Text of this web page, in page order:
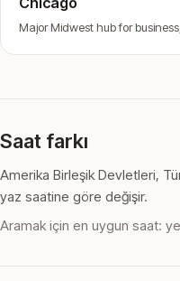
Major Midwest hub for
Saat farkı
Amerika Birleşik Devletleri,
yaz saatine göre değişir.
Aramak için en uygun saat: